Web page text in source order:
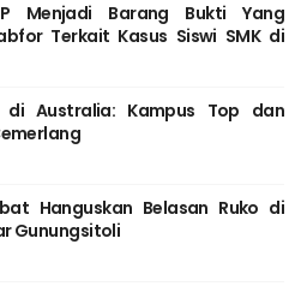
Menjadi Barang Bukti Yang
Terkait Kasus Siswi SMK di
di Australia: Kampus Top dan
Hanguskan Belasan Ruko di
Gunungsitoli